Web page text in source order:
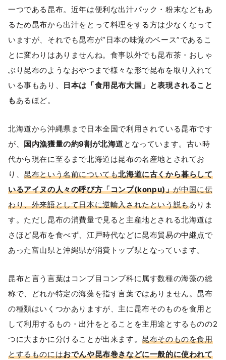
一つである昆布。近年は便利な出汁パック・粉末などもあ
るため昆布から出汁をとって料理をする方は少なくなって
いますが、それでも昆布が“日本の味覚のベース”であるこ
とに変わりはありませんね。食事以外でも昆布茶・おしゃ
ぶり昆布のようなおやつまで様々な形で昆布を取り入れて
いる事もあり、
日本は「食用昆布大国」と表現されること
もあるほど。
北海道から沖縄県まで日本全国で利用されている昆布です
が、 国内漁獲量の約9割が北海道となっています。古い時
代から現在に至るまで北海道は昆布の名産地とされてお
り、昆布という名前についても北海道に古くから暮らして
いるアイヌの人々の呼び方「コンプ(konpu)」が中国に伝
わり、外来語として日本に逆輸入されたという説もありま
す。ただし昆布の消費量で見ると主産地とされる北海道は
さほど昆布を食べず、江戸時代などに昆布貿易の中継点で
あった富山県と沖縄県が消費トップ県となっています。
昆布と言う言葉はコンブ目コンブ科に属す数種の海藻の総
称で、どれか特定の海藻を指す言葉ではありません。昆布
の種類はいくつかありますが、主に昆布そのものを食用と
して利用するもの・出汁をとることを主用途とするものの2
つに大まかに分けることが出来ます。昆布そのものを食用
とするものにはおでんや昆布巻きなどに一般的に使われて